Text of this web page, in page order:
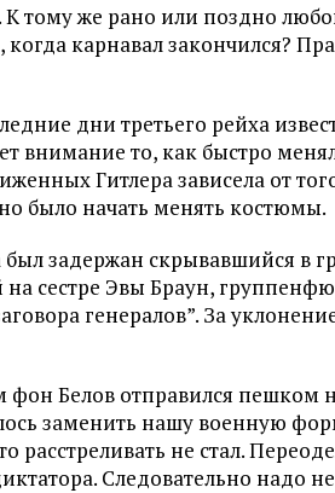
тому же рано или поздно
карнавал закончился?
дни третьего рейха
внимание то, как быстро
Гитлера зависела от
было начать менять костюмы.
был задержан скрывавшийся в
на сестре Эвы Браун,
генералов”. За
фон Белов отправился пешком
заменить нашу военную
расстреливать не стал.
Следовательно надо